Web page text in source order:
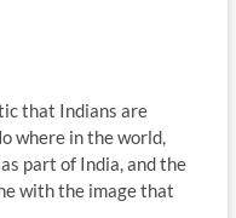
that Indians are
where in the world,
part of India, and the
with the image that